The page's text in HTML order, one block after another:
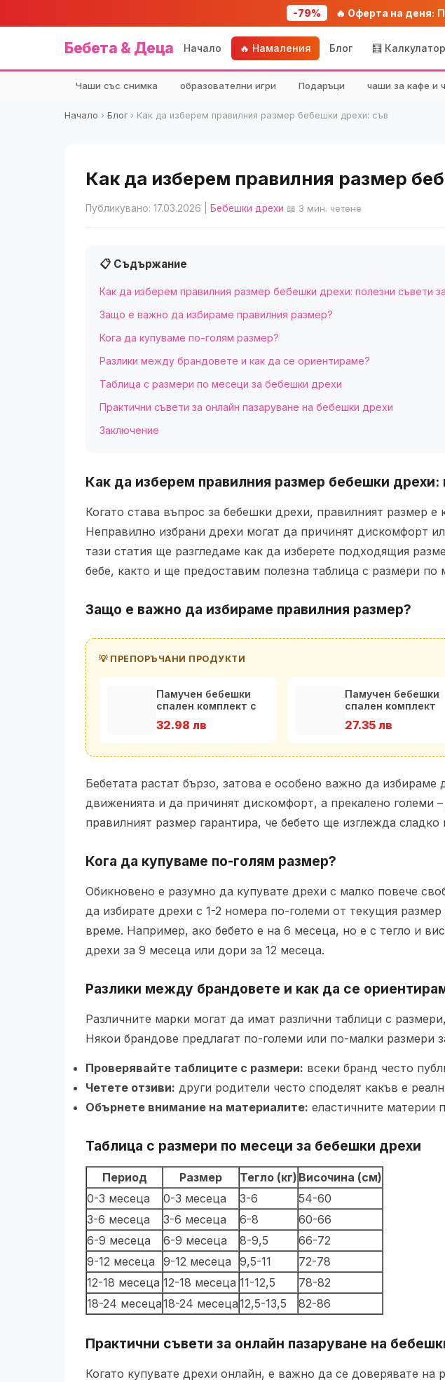
-79% 🔥 Оферта на деня:
Бебета & Деца Начало 🔥 Намаления Блог 🧮
Чаши със снимка образователни игри Подаръци чаши за кафе и
Начало › Блог› Как да изберем правилния размер бебешки дрехи: съв
Как да изберем правилния размер
Публикувано: 17.03.2026 Бебешки дрехи 📖 3 мин. четене
📋 Съдържание
Как да изберем правилния размер бебешки дрехи: полезни съвети
Защо е важно да избираме правилния размер?
Кога да купуваме по-голям размер?
Разлики между брандовете и как да се ориентираме?
Таблица с размери по месеци за бебешки дрехи
Практични съвети за онлайн пазаруване на бебешки дрехи
Заключение
Как да изберем правилния размер бебешки дрехи:
Когато става въпрос за бебешки дрехи, правилният размер
Неправилно избрани дрехи могат да причинят дискомфорт
тази статия ще разгледаме как да изберете подходящия
бебе, както и ще предоставим полезна таблица с размери по
Защо е важно да избираме правилния размер?
💡 ПРЕПОРЪЧАНИ ПРОДУКТИ
Памучен бебешки
спален комплект с
Цве
32.98 лв
Памучен бебешки
спален комплект
цвят ме
27.35 лв
Бебетата растат бързо, затова е особено важно да
движенията и да причинят дискомфорт, а прекалено големи
правилният размер гарантира, че бебето ще изглежда
Кога да купуваме по-голям размер?
Обикновено е разумно да купувате дрехи с малко повече
да избирате дрехи с 1-2 номера по-големи от текущия
време. Например, ако бебето е на 6 месеца, но е с тегло и
дрехи за 9 месеца или дори за 12 месеца.
Разлики между брандовете и как да се
Различните марки могат да имат различни таблици с
Някои брандове предлагат по-големи или по-малки размери
Проверявайте таблиците с размери: всеки бранд често
Четете отзиви: други родители често споделят какъв е
Обърнете внимание на материалите: еластичните материи
Таблица с размери по месеци за бебешки дрехи
Период Размер Тегло (кг) Височина (см)
0-3 месеца
0-3 месеца 3-6
54-60
3-6 месеца
3-6 месеца 6-8
60-66
6-9 месеца
6-9 месеца 8-9,5
66-72
9-12 месеца
9-12 месеца 9,5-11
72-78
12-18 месеца 12-18 месеца 11-12,5
78-82
18-24 месеца18-24 месеца12,5-13,5 82-86
Практични съвети за онлайн пазаруване на
Когато купувате дрехи онлайн, е важно да се доверявате